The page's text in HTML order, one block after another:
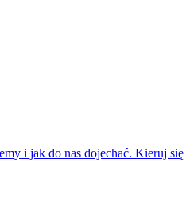
i jak do nas dojechać. Kieruj się